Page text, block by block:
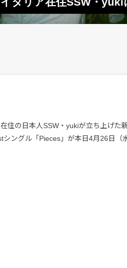
住の日本人SSW・yukiが立ち上げた
シングル「Pieces」が本日4月26日（